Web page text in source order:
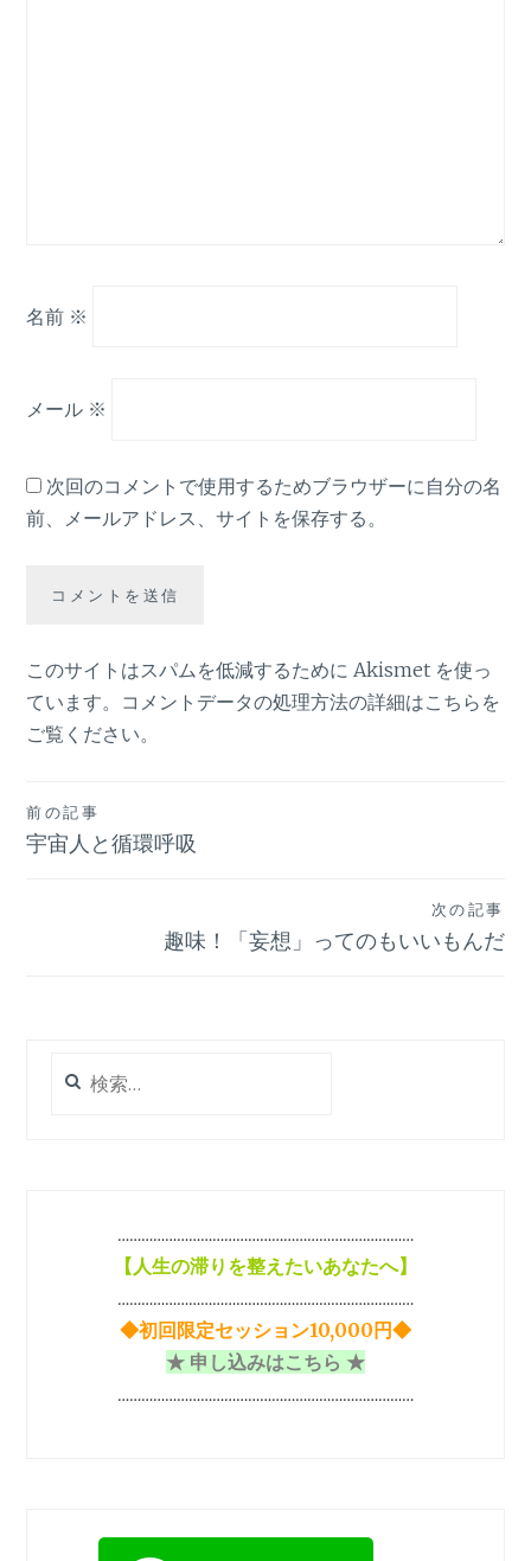
名前 ※
メール ※
次回のコメントで使用するためブラウザーに自分の名
前、メールアドレス、サイトを保存する。
このサイトはスパムを低減するために Akismet を使っ
ています。 コメントデータの処理方法の詳細はこちらを
ご覧ください。
投
稿
前の記事
宇宙人と循環呼吸
次の記事
趣味！「妄想」ってのもいいもんだ
索:
…………………………………………………………………
【 人生の滞りを整えたいあなたへ】
…………………………………………………………………
◆初回限定セッション10,000円◆
★ 申し込みはこちら ★
…………………………………………………………………